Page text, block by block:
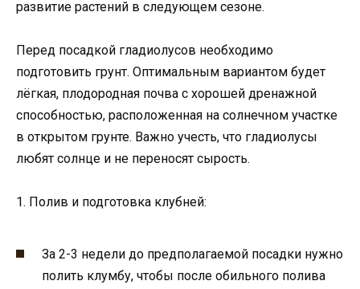
развитие растений в следующем сезоне.
Перед посадкой гладиолусов необходимо
подготовить грунт. Оптимальным вариантом будет
лёгкая, плодородная почва с хорошей дренажной
способностью, расположенная на солнечном участке
в открытом грунте. Важно учесть, что гладиолусы
любят солнце и не переносят сырость.
1. Полив и подготовка клубней:
За 2-3 недели до предполагаемой посадки нужно
полить клумбу, чтобы после обильного полива